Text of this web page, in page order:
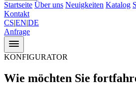
Startseite Über uns Neuigkeiten Katalog
Kontakt
CS|EN|DE
Anfrage
KONFIGURATOR
Wie möchten Sie